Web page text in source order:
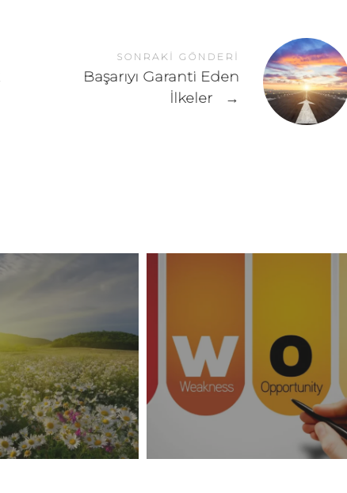
SONRAKI GÖNDERI
Başarıyı Garanti Eden
İlkeler
→